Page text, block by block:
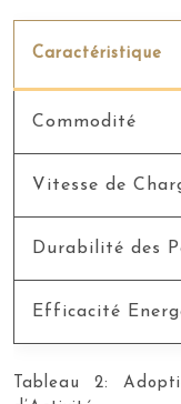
Caractéristique
Commodité
Vitesse de
Durabilité des
Efficacité
Tableau 2: